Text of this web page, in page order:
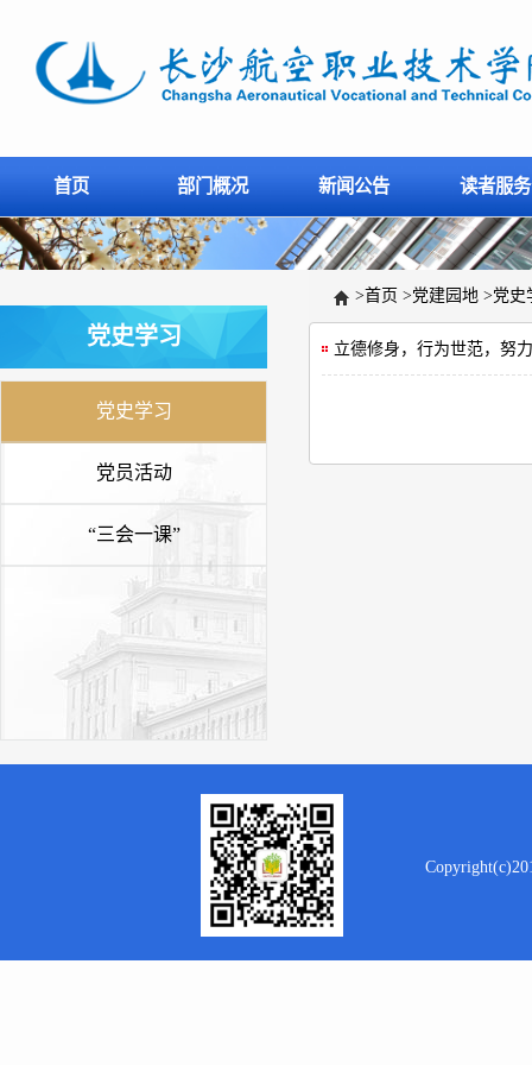
首页 部门概况 新闻公告 读者服务
>首页 >党建园地 >党史
立德修身，行为世范，努
党史学习
党史学习
党员活动
“三会一课”